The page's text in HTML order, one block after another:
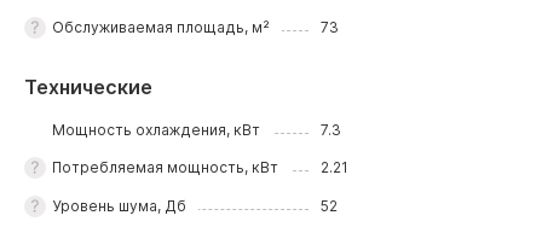
Обслуживаемая площадь, м² 73
Технические
Мощность охлаждения, кВт 7.3
Потребляемая мощность, кВт 2.21
Уровень шума, Дб 52